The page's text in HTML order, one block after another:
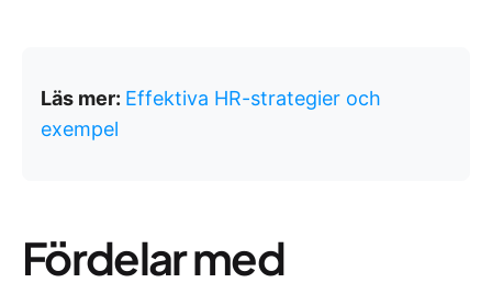
Läs mer: Effektiva HR-strategier och
exempel
Fördelar med